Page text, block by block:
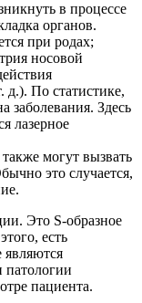
в процессе
органов.
при родах;
носовой
д.). По статистике,
заболевания. Здесь
лазерное
могут вызвать
это случается,
Это S-образное
есть
являются
пациента.